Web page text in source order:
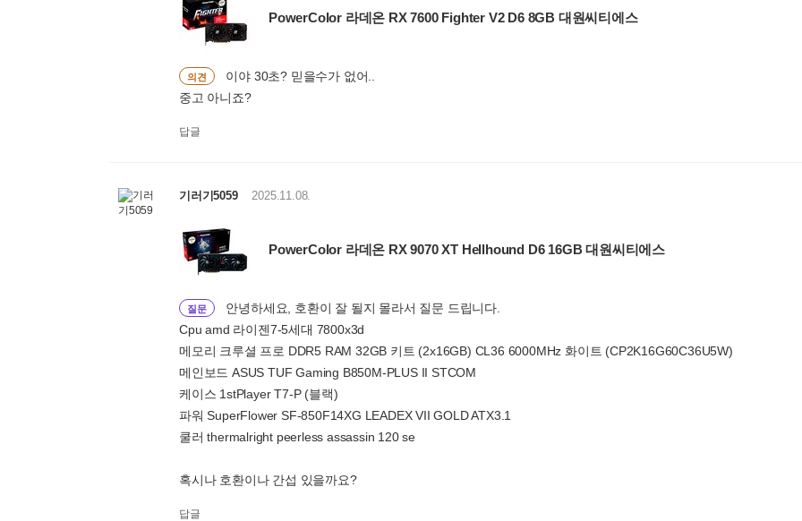
PowerColor 라데온 RX 7600 Fighter V2 D6 8GB 대원씨티에스
의견
이야 30초? 믿을수가 없어..
중고 아니죠?
답글
기러기5059 2025.11.08.
PowerColor 라데온 RX 9070 XT Hellhound D6 16GB 대원씨티에스
질문
안녕하세요, 호환이 잘 될지 몰라서 질문 드립니다.
Cpu amd 라이젠7-5세대 7800x3d
메모리 크루셜 프로 DDR5 RAM 32GB 키트 (2x16GB) CL36 6000MHz 화이트 (CP2K16G60C36U5W)
메인보드 ASUS TUF Gaming B850M-PLUS II STCOM
케이스 1stPlayer T7-P (블랙)
파워 SuperFlower SF-850F14XG LEADEX VII GOLD ATX3.1
쿨러 thermalright peerless assassin 120 se
혹시나 호환이나 간섭 있을까요?
답글